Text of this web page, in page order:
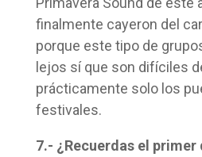
finalmente cayeron del
porque este tipo de
lejos sí que son difíciles
prácticamente solo los
festivales.
7.- ¿Recuerdas el primer